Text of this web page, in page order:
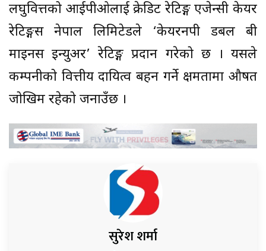
लघुवित्तको आईपीओलाई क्रेडिट रेटिङ्ग एजेन्सी केयर
रेटिङ्गस नेपाल लिमिटेडले ‘केयरनपी डबल बी
माइनस इन्युअर’ रेटिङ्ग प्रदान गरेको छ । यसले
कम्पनीको वित्तीय दायित्व बहन गर्ने क्षमतामा औषत
जोखिम रहेको जनाउँछ ।
सुरेश शर्मा